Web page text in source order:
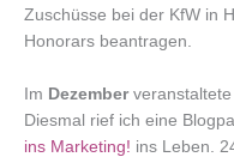
Zuschüsse bei der KfW in
Honorars beantragen.
Im Dezemberveranstaltete
Diesmal rief ich eine
ins Marketing! ins Leben.